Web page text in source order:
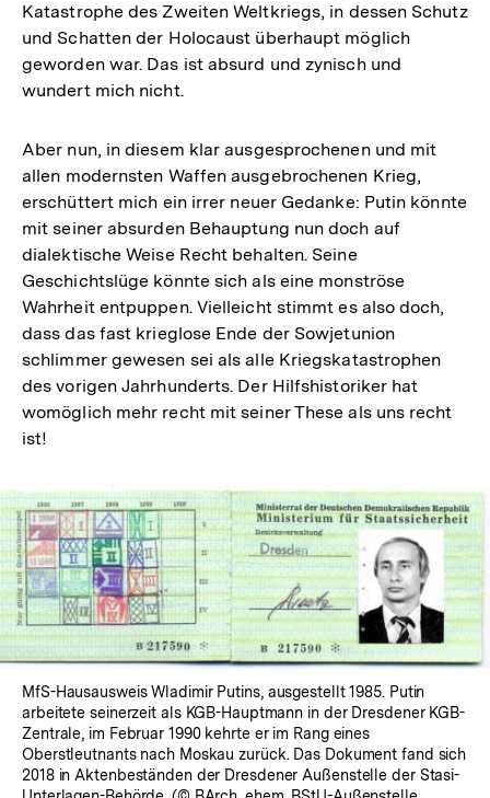
Katastrophe des Zweiten Weltkriegs, in dessen Schutz
und Schatten der Holocaust überhaupt möglich
geworden war. Das ist absurd und zynisch und
wundert mich nicht.
Aber nun, in diesem klar ausgesprochenen und mit
allen modernsten Waffen ausgebrochenen Krieg,
erschüttert mich ein irrer neuer Gedanke: Putin könnte
mit seiner absurden Behauptung nun doch auf
dialektische Weise Recht behalten. Seine
Geschichtslüge könnte sich als eine monströse
Wahrheit entpuppen. Vielleicht stimmt es also doch,
dass das fast krieglose Ende der Sowjetunion
schlimmer gewesen sei als alle Kriegskatastrophen
des vorigen Jahrhunderts. Der Hilfshistoriker hat
womöglich mehr recht mit seiner These als uns recht
ist!
MfS-Hausausweis Wladimir Putins, ausgestellt 1985. Putin
arbeitete seinerzeit als KGB-Hauptmann in der Dresdener KGB-
Zentrale, im Februar 1990 kehrte er im Rang eines
Oberstleutnants nach Moskau zurück. Das Dokument fand sich
2018 in Aktenbeständen der Dresdener Außenstelle der Stasi-